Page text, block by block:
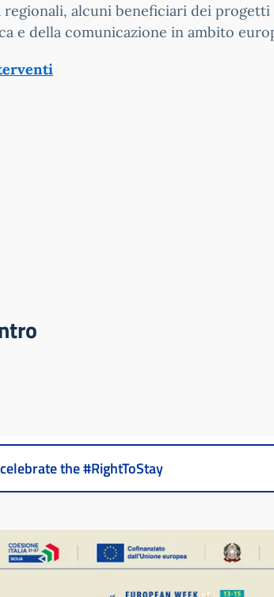
alcuni beneficiari dei
e della comunicazione in ambito
the #RightToStay